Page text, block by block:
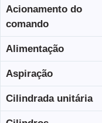
Acionamento do
comando
Alimentação
Aspiração
Cilindrada unitária